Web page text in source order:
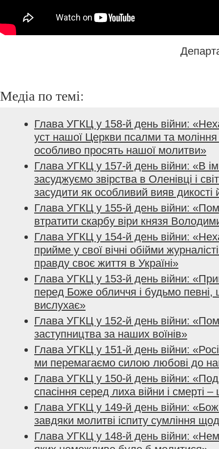
Медіа по темі:
Глава УГКЦ у 158-й день війни:
уст нашої Церкви псалми та моління
особливо просять нашої молитви»
Глава УГКЦ у 157-й день війни: «В
засуджуємо звірства в Оленівці і
засудити як особливий вияв дикості
Глава УГКЦ у 155-й день війни:
втратити скарбу віри князя
Глава УГКЦ у 154-й день війни:
прийме у свої вічні обійми
правду своє життя в Україні»
Глава УГКЦ у 153-й день війни:
перед Боже обличчя і будьмо певні,
вислухає»
Глава УГКЦ у 152-й день війни:
заступництва за наших воїнів»
Глава УГКЦ у 151-й день війни:
ми перемагаємо силою любові до
Глава УГКЦ у 150-й день війни:
спасіння серед лиха війни і смерті
Глава УГКЦ у 149-й день війни:
завдяки молитві іспиту сумління
Глава УГКЦ у 148-й день війни: